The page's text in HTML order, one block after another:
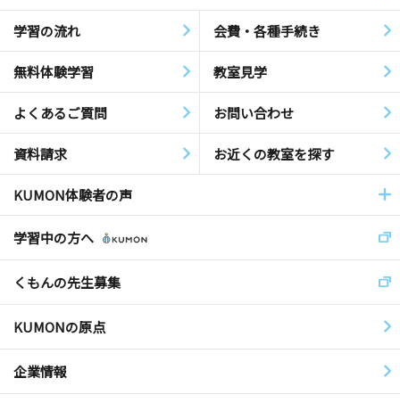
学習の流れ 会費・各種手続き
無料体験学習 教室見学
よくあるご質問 お問い合わせ
資料請求 お近くの教室を探す
KUMON体験者の声
学習中の方へ
くもんの先生募集
KUMONの原点
企業情報